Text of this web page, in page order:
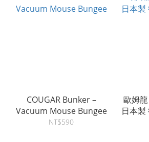
COUGAR Bunker –
Vacuum Mouse Bungee
NT$590
歐姆
日本製